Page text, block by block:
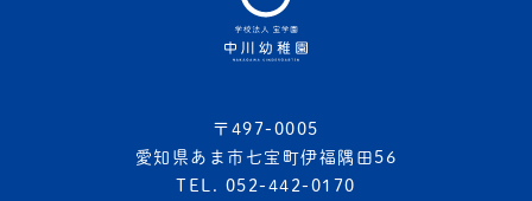
〒497-0005
愛知県あま市七宝町伊福隅田56
TEL. 052-442-0170